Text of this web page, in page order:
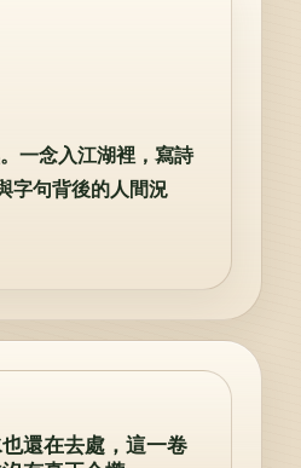
一念入江湖裡，寫詩
字句背後的人間況
還在去處，這一卷